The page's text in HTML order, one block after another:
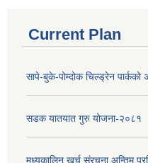
Current Plan
सापे-बुके-पोम्दोक चिल्ड्रेन पार्कको
सडक यातयात गुरु योजना-२०८१
मध्यकालिन खर्च संरचना अन्तिम